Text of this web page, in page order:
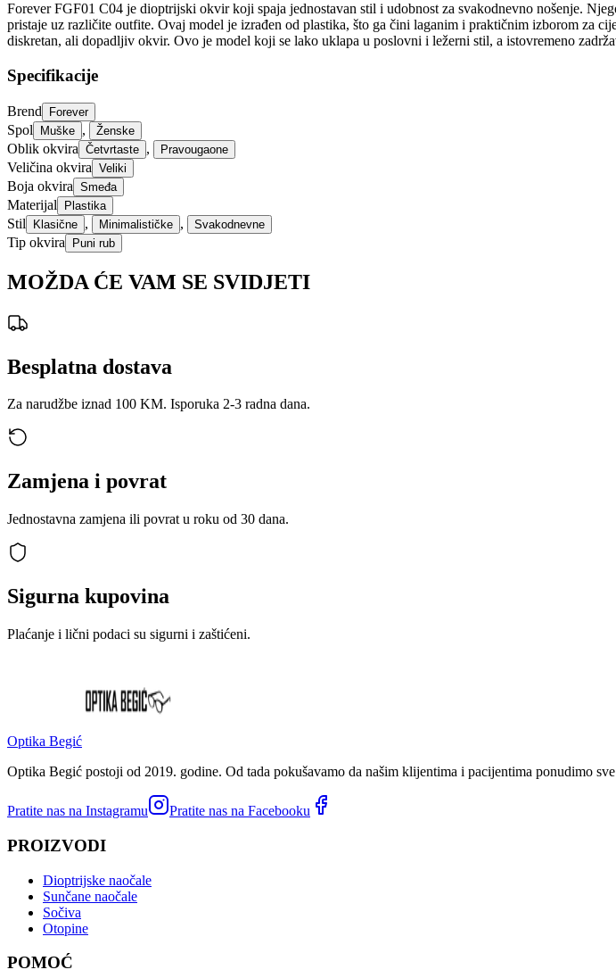
Forever FGF01 C04 je dioptrijski okvir koji spaja jednostavan stil i udobnost za svakodnevno nošenje.
pristaje uz različite outfite. Ovaj model je izrađen od plastika, što ga čini laganim i praktičnim izborom za
diskretan, ali dopadljiv okvir. Ovo je model koji se lako uklapa u poslovni i ležerni stil, a istovremeno
Specifikacije
Brend Forever
Spol Muške , Ženske
Oblik okvira Četvrtaste , Pravougaone
Veličina okvira Veliki
Boja okvira Smeđa
Materijal Plastika
Stil Klasične , Minimalističke , Svakodnevne
Tip okvira Puni rub
MOŽDA ĆE VAM SE SVIDJETI
Besplatna dostava
Za narudžbe iznad 100 KM. Isporuka 2-3 radna dana.
Zamjena i povrat
Jednostavna zamjena ili povrat u roku od 30 dana.
Sigurna kupovina
Plaćanje i lični podaci su sigurni i zaštićeni.
Optika Begić
Optika Begić postoji od 2019. godine. Od tada pokušavamo da našim klijentima i pacijentima ponudimo
Pratite nas na Instagramu Pratite nas na Facebooku
PROIZVODI
Dioptrijske naočale
Sunčane naočale
Sočiva
Otopine
POMOĆ